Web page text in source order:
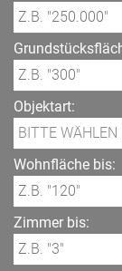
Objektart:
Wohnfläche bis:
Zimmer bis: